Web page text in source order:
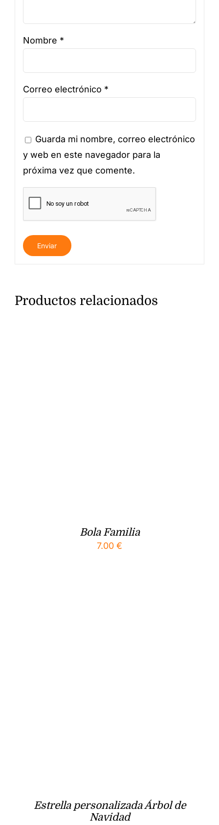
Nombre *
Correo electrónico *
Guarda mi nombre, correo electrónico
y web en este navegador para la
próxima vez que comente.
Productos relacionados
Bola Familia
7.00 €
Estrella personalizada Árbol de
Navidad